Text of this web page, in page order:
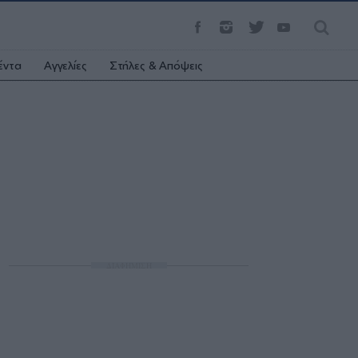
Αγγελίες Στήλες & Απόψεις